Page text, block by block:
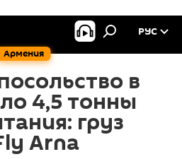
Армения
РУС
в
4,5 тонны
груз
Arna